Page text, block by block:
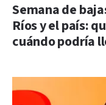
Semana de
Ríos y el país:
cuándo podría